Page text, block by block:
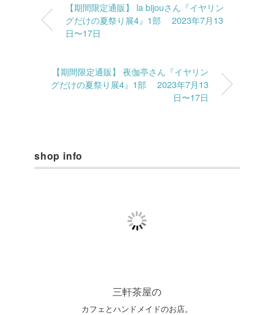
【期間限定通販】 la bijouさん『イヤリン
グだけの夏祭り展4』1部 2023年7月13
日〜17日
【期間限定通販】 夜伽亭さん『イヤリン
グだけの夏祭り展4』1部 2023年7月13
日〜17日
shop info
三軒茶屋の
カフェとハンドメイドのお店。